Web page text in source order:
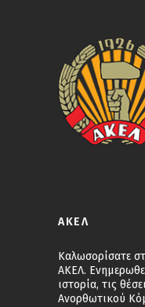
ΑΚΕΛ
Καλωσορίσατε
ΑΚΕΛ.
ιστορία, τις
Ανορθωτικού